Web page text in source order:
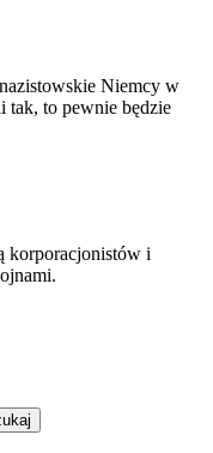
Niemcy w
tak, to pewnie będzie
korporacjonistów i